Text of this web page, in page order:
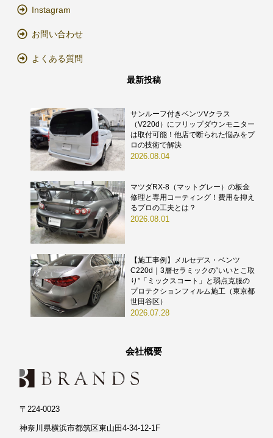
Instagram
お問い合わせ
よくある質問
最新投稿
サンルーフ付きベンツVクラス
（V220d）にフリップダウンモニター
は取付可能！他店で断られた悩みをプ
ロの技術で解決
2026.08.04
マツダRX-8（マットグレー）の板金
修理と専用コーティング！費用を抑え
るプロの工夫とは？
2026.08.01
【施工事例】メルセデス・ベンツ
C220d｜3層セラミックの“いいとこ取
り”「ミックスコート」と弱点克服の
プロテクションフィルム施工（東京都
世田谷区）
2026.07.28
会社概要
〒224-0023
神奈川県横浜市都筑区東山田4-34-12-1F